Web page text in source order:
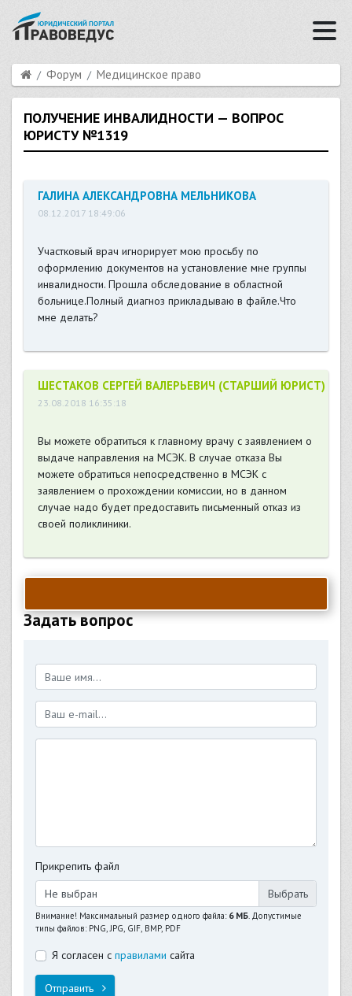
Форум Медицинское право
ПОЛУЧЕНИЕ ИНВАЛИДНОСТИ — ВОПРОС
ЮРИСТУ №1319
ГАЛИНА АЛЕКСАНДРОВНА МЕЛЬНИКОВА
08.12.2017 18:49:06
Участковый врач игнорирует мою просьбу по
оформлению документов на установление мне группы
инвалидности. Прошла обследование в областной
больнице.Полный диагноз прикладываю в файле.Что
мне делать?
ШЕСТАКОВ СЕРГЕЙ ВАЛЕРЬЕВИЧ (СТАРШИЙ ЮРИСТ)
23.08.2018 16:35:18
Вы можете обратиться к главному врачу с заявлением о
выдаче направления на МСЭК. В случае отказа Вы
можете обратиться непосредственно в МСЭК с
заявлением о прохождении комиссии, но в данном
случае надо будет предоставить письменный отказ из
своей поликлиники.
Задать вопрос
Прикрепить файл
Не выбран
Внимание! Максимальный размер одного файла: 6 МБ. Допустимые
типы файлов: PNG, JPG, GIF, BMP, PDF
Я согласен с правилами сайта
Отправить